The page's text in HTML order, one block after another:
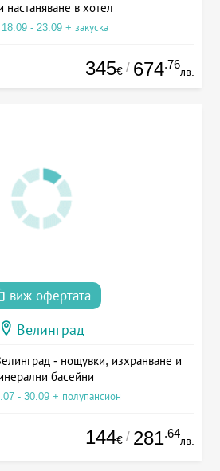
настаняване в хотел
- 23.09 + закуска
345€ / 674.76
лв.
виж офертата
Велинград
- нощувки, изхранване и
басейни
- 30.09 + полупансион
144€ / 281.64
лв.